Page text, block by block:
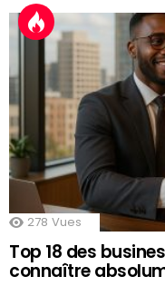
278 Vues
Top 18 des
connaître